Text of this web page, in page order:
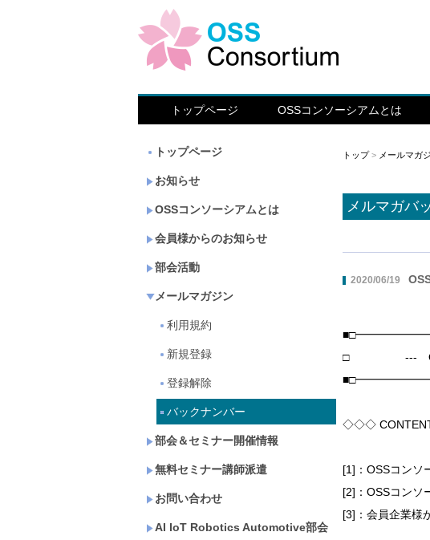
トップページ OSSコンソーシアムとは
トップページ
お知らせ
OSSコンソーシアムとは
会員様からのお知らせ
部会活動
メールマガジン
利用規約
新規登録
登録解除
バックナンバー
部会＆セミナー開催情報
無料セミナー講師派遣
お問い合わせ
AI IoT Robotics Automotive部会
トップ> メールマガ
メルマガバ
2020/06/19
□ --- OSSコ
◇◇◇
[1]：OSSコンソ
[2]：OSSコンソ
[3]：会員企業様